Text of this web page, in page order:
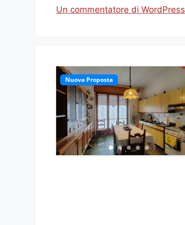
Un commentatore di WordPress
Nuova Proposta